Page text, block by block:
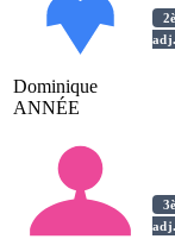
Dominique
ANNÉE
adj.
adj.